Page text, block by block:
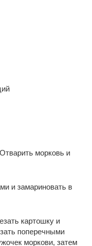
морковь и
и замариновать в
картошку и
поперечными
моркови, затем